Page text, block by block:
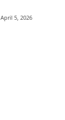
April 5, 2026